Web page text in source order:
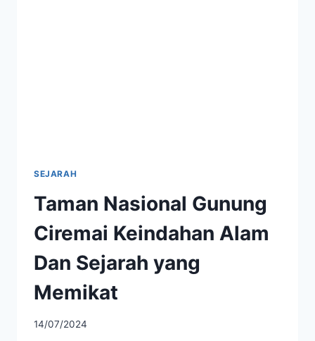
SEJARAH
Taman Nasional Gunung
Ciremai Keindahan Alam
Dan Sejarah yang
Memikat
14/07/2024